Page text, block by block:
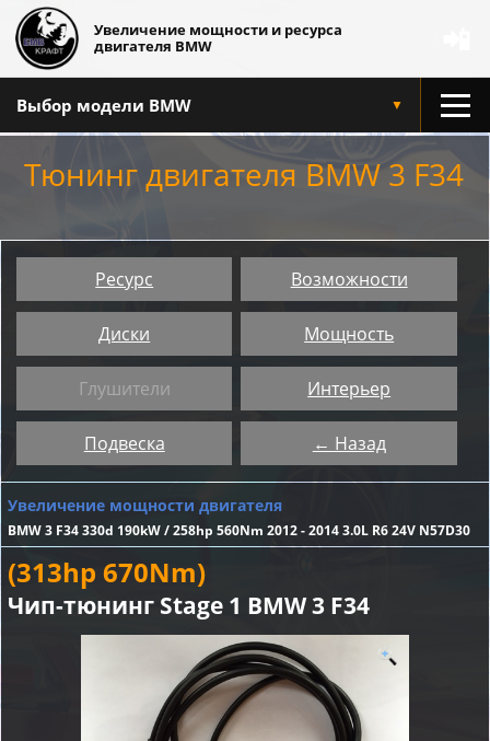
Увеличение мощности и ресурса
двигателя BMW
Выбор модели BMW ▼
Тюнинг двигателя BMW 3 F34
Ресурс Возможности
Диски Мощность
Глушители Интерьер
Подвеска ← Назад
Увеличение мощности двигателя
BMW 3 F34 330d 190kW / 258hp 560Nm 2012 - 2014 3.0L R6 24V N57D30
(313hp 670Nm)
Чип-тюнинг Stage 1 BMW 3 F34